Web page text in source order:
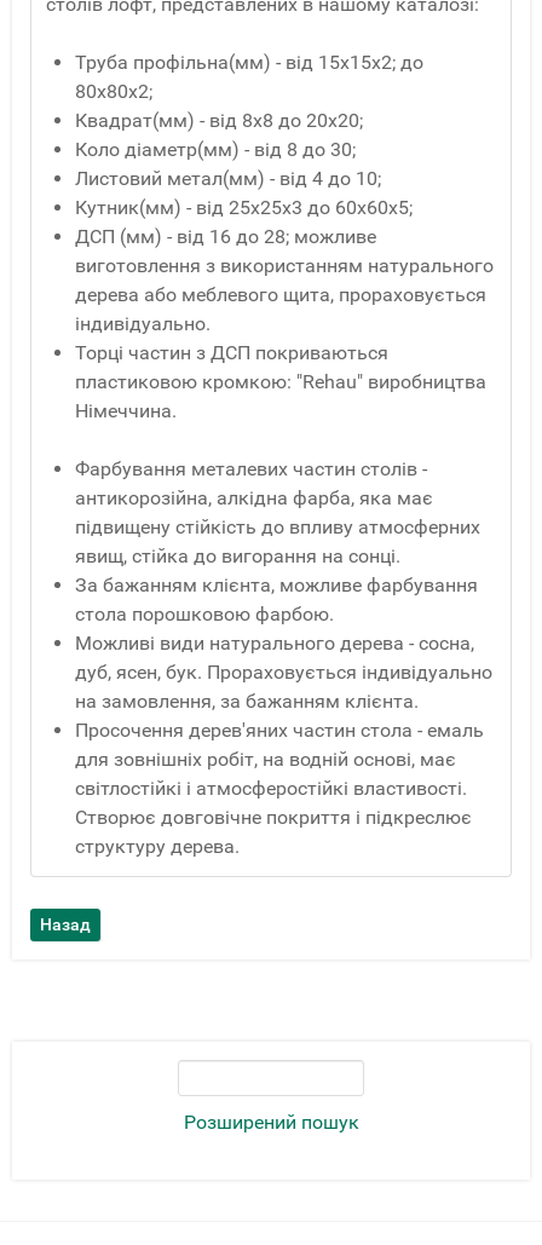
Розширений пошук
Труба профільна(мм) - від 15x15x2; до
80x80x2;
Квадрат(мм) - від 8x8 до 20x20;
Коло діаметр(мм) - від 8 до 30;
Листовий метал(мм) - від 4 до 10;
Кутник(мм) - від 25x25x3 до 60x60x5;
ДСП (мм) - від 16 до 28; можливе
виготовлення з використанням натурального
дерева або меблевого щита, прораховується
індивідуально.
Торці частин з ДСП покриваються
пластиковою кромкою: "Rehau" виробництва
Німеччина.
Фарбування металевих частин столів -
антикорозійна, алкідна фарба, яка має
підвищену стійкість до впливу атмосферних
явищ, стійка до вигорання на сонці.
За бажанням клієнта, можливе фарбування
стола порошковою фарбою.
Можливі види натурального дерева - сосна,
дуб, ясен, бук. Прораховується індивідуально
на замовлення, за бажанням клієнта.
Просочення дерев'яних частин стола - емаль
для зовнішніх робіт, на водній основі, має
світлостійкі і атмосферостійкі властивості.
Створює довговічне покриття і підкреслює
структуру дерева.